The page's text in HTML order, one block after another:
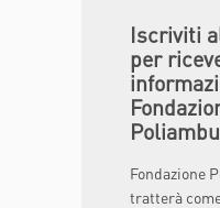
Iscriviti
per
Fondazione
tratterà